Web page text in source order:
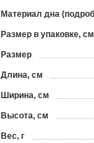
Материал дна
Размер в упаковке, см
Размер
Длина, см
Ширина, см
Высота, см
Вес, г